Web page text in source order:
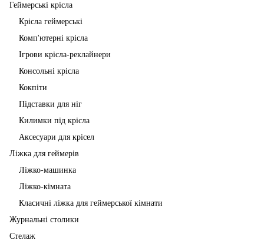
Геймерські крісла
Крісла геймерські
Комп'ютерні крісла
Ігрови крісла-реклайнери
Консольні крісла
Кокпіти
Підставки для ніг
Килимки під крісла
Аксесуари для крісел
Ліжка для геймерів
Ліжко-машинка
Ліжко-кімната
Класичні ліжка для геймерської кімнати
Журнальні столики
Стелаж